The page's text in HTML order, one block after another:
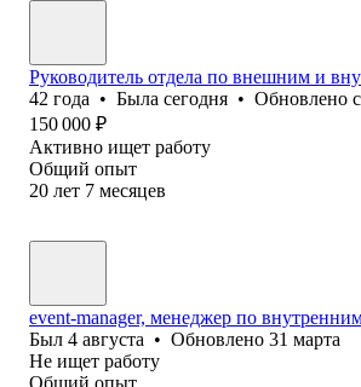
Руководитель отдела по внешним и
42 года • Была сегодня • Обновлено
150 000 ₽
Активно ищет работу
Общий опыт
20 лет 7 месяцев
event-manager, менеджер по
Был 4 августа • Обновлено 31 марта
Не ищет работу
Общий опыт